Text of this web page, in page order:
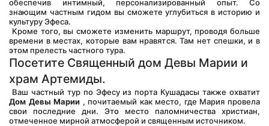
обеспечив интимный, персонализированный опыт. Со
знающим частным гидом вы сможете углубиться в историю и
культуру Эфеса.
времени в местах, которые вам нравятся. Там нет спешки, и в
этом прелесть частного тура.
Посетите Священный дом Девы Марии и
храм Артемиды.
Дом Девы Марии , почитаемый как место, где Мария провела
свои последние дни. Это место паломничества христиан,
отмеченное мирной атмосферой и священным источником.